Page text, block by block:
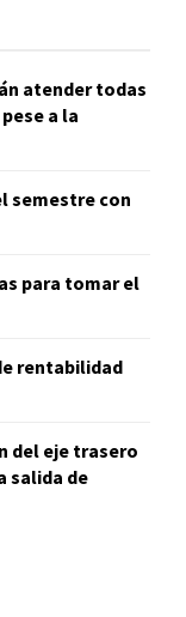
atender todas
a la
semestre con
para tomar el
rentabilidad
del eje trasero
salida de